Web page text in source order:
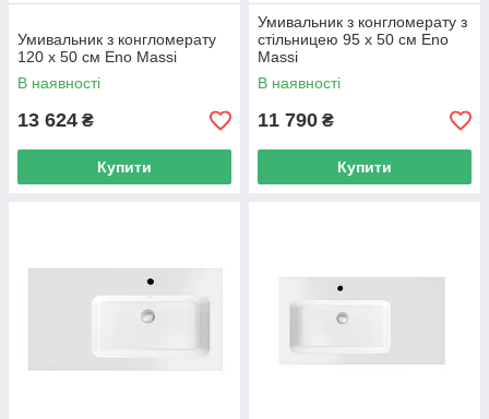
Умивальник з конгломерату
120 х 50 см Eno Massi
В наявності
13 624 ₴
Купити
Умивальник з конгломерату з
стільницею 95 х 50 см Eno
Massi
В наявності
11 790 ₴
Купити